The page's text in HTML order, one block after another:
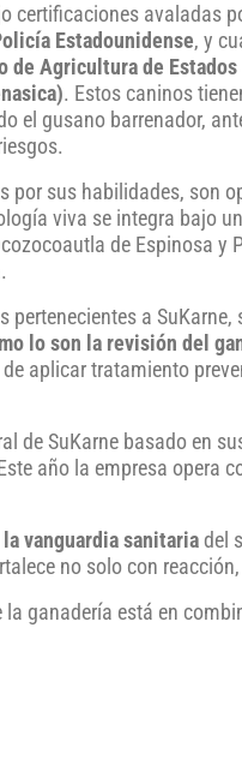
certificaciones avaladas
Estadounidense, y
de Agricultura de Estados
. Estos caninos
el gusano barrenador,
por sus habilidades, son
viva se integra bajo
de Espinosa y
pertenecientes a SuKarne,
lo son la revisión del
aplicar tratamiento
de SuKarne basado en
año la empresa opera
vanguardia sanitaria del
no solo con
ganadería está en